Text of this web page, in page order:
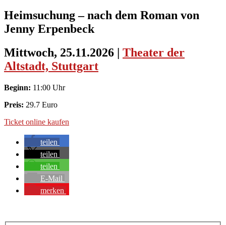
Heimsuchung – nach dem Roman von
Jenny Erpenbeck
Mittwoch, 25.11.2026 | Theater der
Altstadt, Stuttgart
Beginn: 11:00 Uhr
Preis: 29.7 Euro
Ticket online kaufen
teilen
teilen
teilen
E-Mail
merken